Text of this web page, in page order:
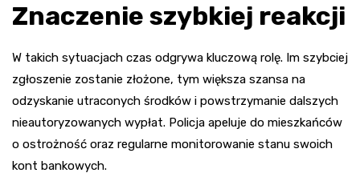
Znaczenie szybkiej reakcji
W takich sytuacjach czas odgrywa kluczową rolę. Im szybciej
zgłoszenie zostanie złożone, tym większa szansa na
odzyskanie utraconych środków i powstrzymanie dalszych
nieautoryzowanych wypłat. Policja apeluje do mieszkańców
o ostrożność oraz regularne monitorowanie stanu swoich
kont bankowych.